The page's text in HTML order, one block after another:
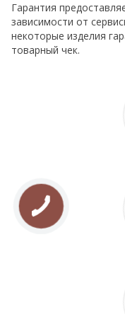
Гарантия
зависимости от
некоторые изделия
товарный чек.